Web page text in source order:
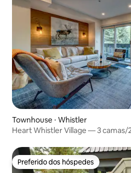
Townhouse ⋅ Whistler
Heart Whistler Village — 3 camas/
Preferido dos hóspedes
Preferido dos hóspedes